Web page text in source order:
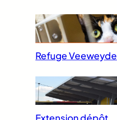
Refuge Veeweyde
Extension dépôt